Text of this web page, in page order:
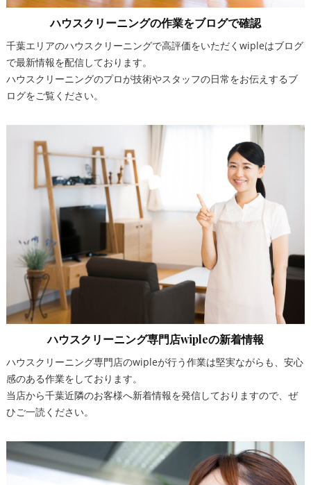
ハウスクリーニングの作業をブログで確認
千葉エリアのハウスクリーニングで高評価をいただくwipleはブログ
で最新情報を配信しております。
ハウスクリーニングのプロが技術やスタッフの日常をお伝えするブ
ログをご覧ください。
ハウスクリーニング専門店wipleの新着情報
ハウスクリーニング専門店のwipleが行う作業は堅実ながらも、安心
感のある作業をしております。
当店から千葉近隣のお客様へ新着情報を発信しておりますので、ぜ
ひご一読ください。